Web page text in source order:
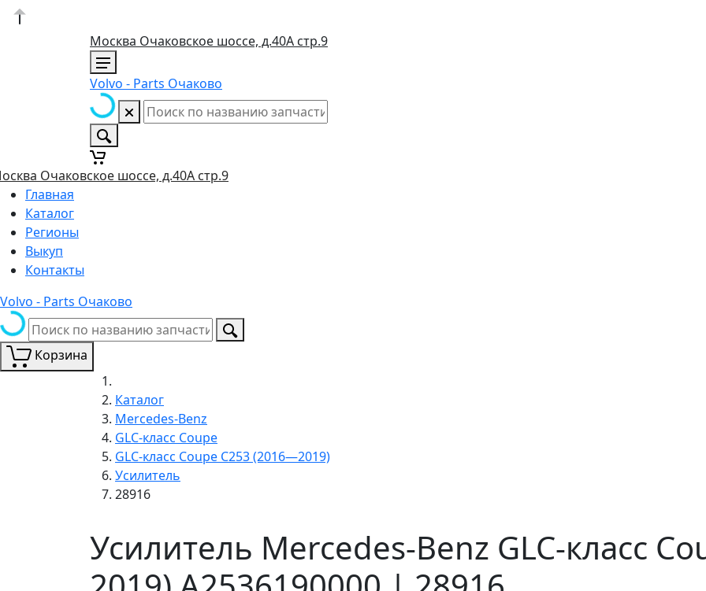
Москва Очаковское шоссе, д.40А стр.9
Volvo - Parts Очаково
Очаковское шоссе, д.40А стр.9
Главная
Каталог
Регионы
Выкуп
Контакты
Volvo - Parts Очаково
Корзина
Каталог
Mercedes-Benz
GLC-класс Coupe
GLC-класс Coupe C253 (2016—2019)
Усилитель
28916
Усилитель Mercedes-Benz GLC-класс